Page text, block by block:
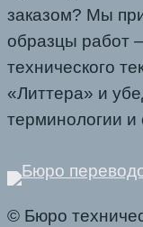
заказом? Мы
образцы работ
технического
«Литтера» и
терминологии
© Бюро